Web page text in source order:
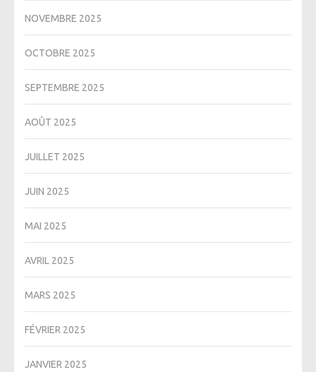
NOVEMBRE 2025
OCTOBRE 2025
SEPTEMBRE 2025
AOÛT 2025
JUILLET 2025
JUIN 2025
MAI 2025
AVRIL 2025
MARS 2025
FÉVRIER 2025
JANVIER 2025